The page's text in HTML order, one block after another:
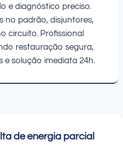
e diagnóstico preciso.
no padrão, disjuntores,
circuito. Profissional
restauração segura,
e solução imediata 24h.
de energia parcial